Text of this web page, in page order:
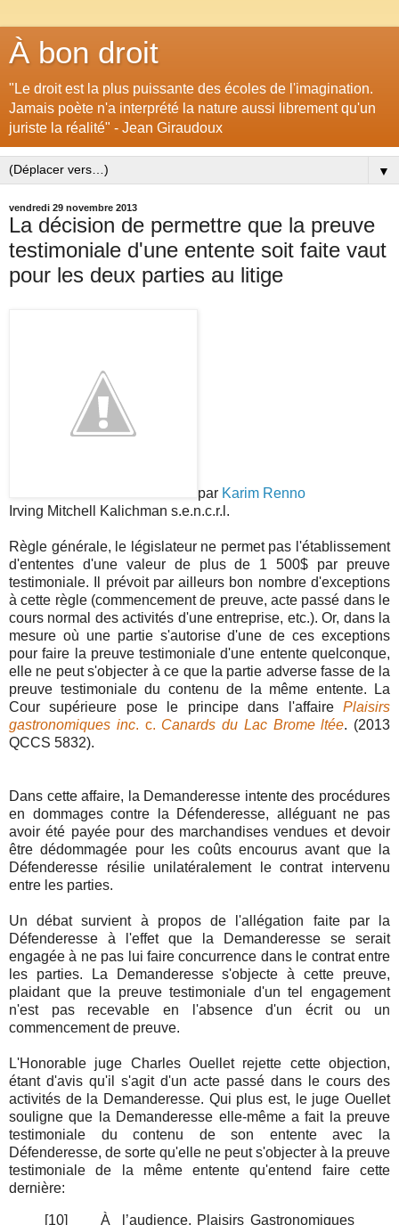
À bon droit
"Le droit est la plus puissante des écoles de l'imagination.
Jamais poète n'a interprété la nature aussi librement qu'un
juriste la réalité" - Jean Giraudoux
▼
vendredi 29 novembre 2013
La décision de permettre que la preuve
testimoniale d'une entente soit faite vaut
pour les deux parties au litige
par Karim Renno
Irving Mitchell Kalichman s.e.n.c.r.l.
Règle générale, le législateur ne permet pas l'établissement
d'ententes d'une valeur de plus de 1 500$ par preuve
testimoniale. Il prévoit par ailleurs bon nombre d'exceptions
à cette règle (commencement de preuve, acte passé dans le
cours normal des activités d'une entreprise, etc.). Or, dans la
mesure où une partie s'autorise d'une de ces exceptions
pour faire la preuve testimoniale d'une entente quelconque,
elle ne peut s'objecter à ce que la partie adverse fasse de la
preuve testimoniale du contenu de la même entente. La
Cour supérieure pose le principe dans l'affaire Plaisirs
gastronomiques inc. c. Canards du Lac Brome ltée. (2013
QCCS 5832).
Dans cette affaire, la Demanderesse intente des procédures
en dommages contre la Défenderesse, alléguant ne pas
avoir été payée pour des marchandises vendues et devoir
être dédommagée pour les coûts encourus avant que la
Défenderesse résilie unilatéralement le contrat intervenu
entre les parties.
Un débat survient à propos de l'allégation faite par la
Défenderesse à l'effet que la Demanderesse se serait
engagée à ne pas lui faire concurrence dans le contrat entre
les parties. La Demanderesse s'objecte à cette preuve,
plaidant que la preuve testimoniale d'un tel engagement
n'est pas recevable en l'absence d'un écrit ou un
commencement de preuve.
L'Honorable juge Charles Ouellet rejette cette objection,
étant d'avis qu'il s'agit d'un acte passé dans le cours des
activités de la Demanderesse. Qui plus est, le juge Ouellet
souligne que la Demanderesse elle-même a fait la preuve
testimoniale du contenu de son entente avec la
Défenderesse, de sorte qu'elle ne peut s'objecter à la preuve
testimoniale de la même entente qu'entend faire cette
dernière:
[10]
À l’audience, Plaisirs Gastronomiques